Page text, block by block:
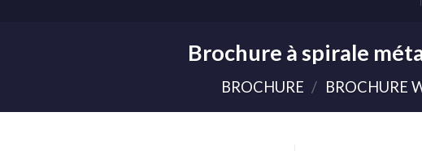
Brochure à spirale
BROCHURE / BROCHURE